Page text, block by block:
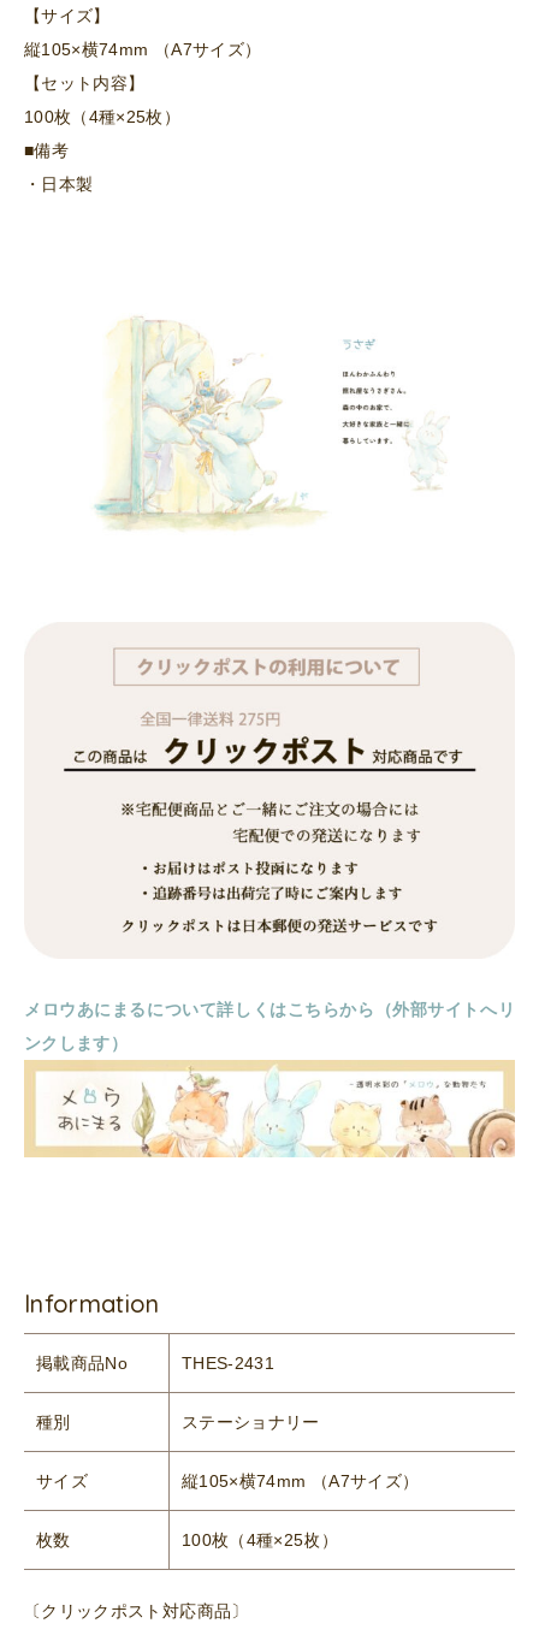
【サイズ】
縦105×横74mm （A7サイズ）
【セット内容】
100枚（4種×25枚）
■備考
・日本製
メロウあにまるについて詳しくはこちらから（外部サイトへリ
ンクします）
Information
掲載商品No THES-2431
種別 ステーショナリー
サイズ 縦105×横74mm （A7サイズ）
枚数 100枚（4種×25枚）
〔クリックポスト対応商品〕